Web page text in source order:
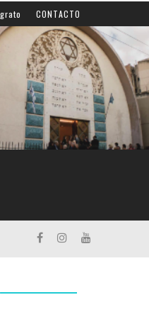
escénico que se vivió en la
CONTACTO